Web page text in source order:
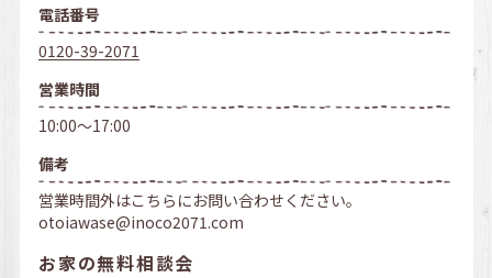
電話番号
0120-39-2071
営業時間
10:00～17:00
備考
営業時間外はこちらにお問い合わせください。
otoiawase@inoco2071.com
お家の無料相談会